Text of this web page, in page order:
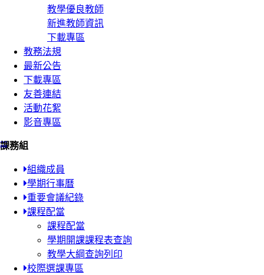
教學優良教師
新進教師資訊
下載專區
教務法規
最新公告
下載專區
友善連結
活動花絮
影音專區
:::
課務組
組織成員
學期行事曆
重要會議紀錄
課程配當
課程配當
學期開課課程表查詢
教學大綱查詢列印
校際選課專區